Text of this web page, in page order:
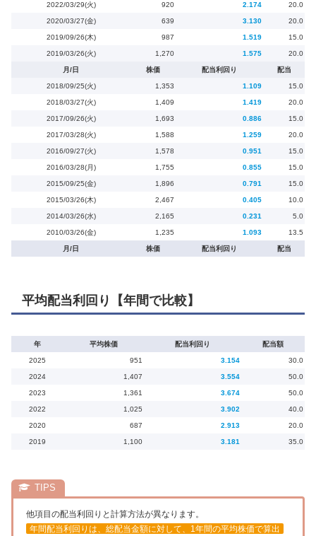
2022/03/29(火) 920 2.174 20.0
2020/03/27(金) 639 3.130 20.0
2019/09/26(木) 987 1.519 15.0
2019/03/26(火) 1,270 1.575 20.0
月/日 株価 配当利回り 配当
2018/09/25(火) 1,353 1.109 15.0
2018/03/27(火) 1,409 1.419 20.0
2017/09/26(火) 1,693 0.886 15.0
2017/03/28(火) 1,588 1.259 20.0
2016/09/27(火) 1,578 0.951 15.0
2016/03/28(月) 1,755 0.855 15.0
2015/09/25(金) 1,896 0.791 15.0
2015/03/26(木) 2,467 0.405 10.0
2014/03/26(水) 2,165 0.231 5.0
2010/03/26(金) 1,235 1.093 13.5
月/日 株価 配当利回り 配当
平均配当利回り【年間で比較】
年 平均株価 配当利回り 配当額
2025 951 3.154 30.0
2024 1,407 3.554 50.0
2023 1,361 3.674 50.0
2022 1,025 3.902 40.0
2020 687 2.913 20.0
2019 1,100 3.181 35.0
他項目の配当利回りと計算方法が異なります。
年間配当利回りは、総配当金額に対して、1年間の平均株価で算出